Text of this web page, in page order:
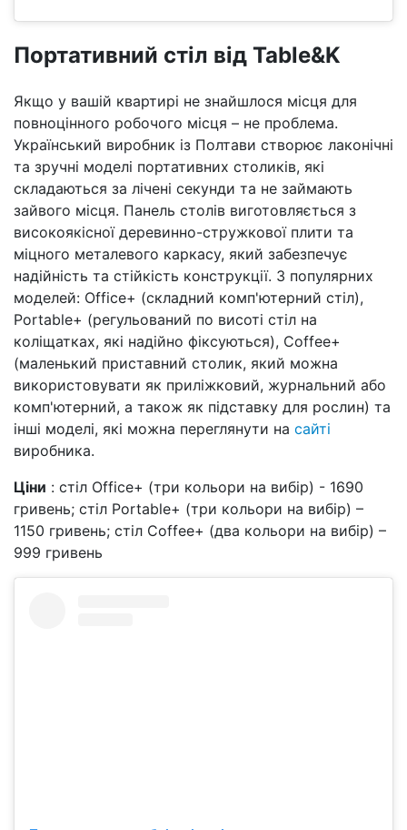
Портативний стіл від Table&K
Якщо у вашій квартирі не знайшлося місця для
повноцінного робочого місця – не проблема.
Український виробник із Полтави створює лаконічні
та зручні моделі портативних столиків, які
складаються за лічені секунди та не займають
зайвого місця. Панель столів виготовляється з
високоякісної деревинно-стружкової плити та
міцного металевого каркасу, який забезпечує
надійність та стійкість конструкції. З популярних
моделей: Office+ (складний комп'ютерний стіл),
Portable+ (регульований по висоті стіл на
коліщатках, які надійно фіксуються), Coffee+
(маленький приставний столик, який можна
використовувати як приліжковий, журнальний або
комп'ютерний, а також як підставку для рослин) та
інші моделі, які можна переглянути на сайті
виробника.
Ціни : стіл Office+ (три кольори на вибір) - 1690
гривень; стіл Portable+ (три кольори на вибір) –
1150 гривень; стіл Coffee+ (два кольори на вибір) –
999 гривень